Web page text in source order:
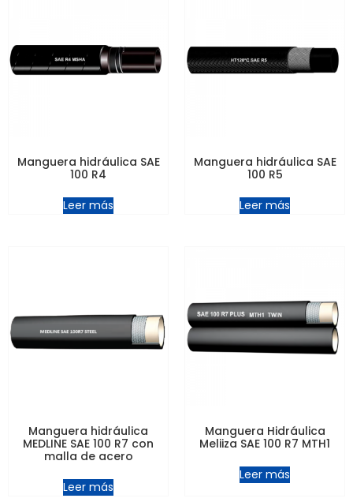
Manguera hidráulica SAE
100 R4
Leer más
Manguera hidráulica SAE
100 R5
Leer más
Manguera hidráulica
MEDLINE SAE 100 R7 con
malla de acero
Leer más
Manguera Hidráulica
Meliiza SAE 100 R7 MTH1
Leer más